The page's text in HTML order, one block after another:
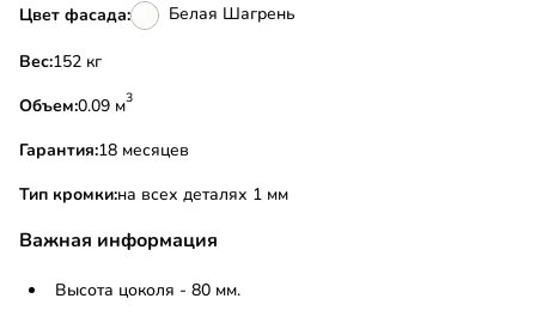
Цвет фасада: Белая Шагрень
Вес:
152 кг
Объем:
0.09 м3
Гарантия:18 месяцев
Тип кромки:на всех деталях 1 мм
Важная информация
Высота цоколя - 80 мм.